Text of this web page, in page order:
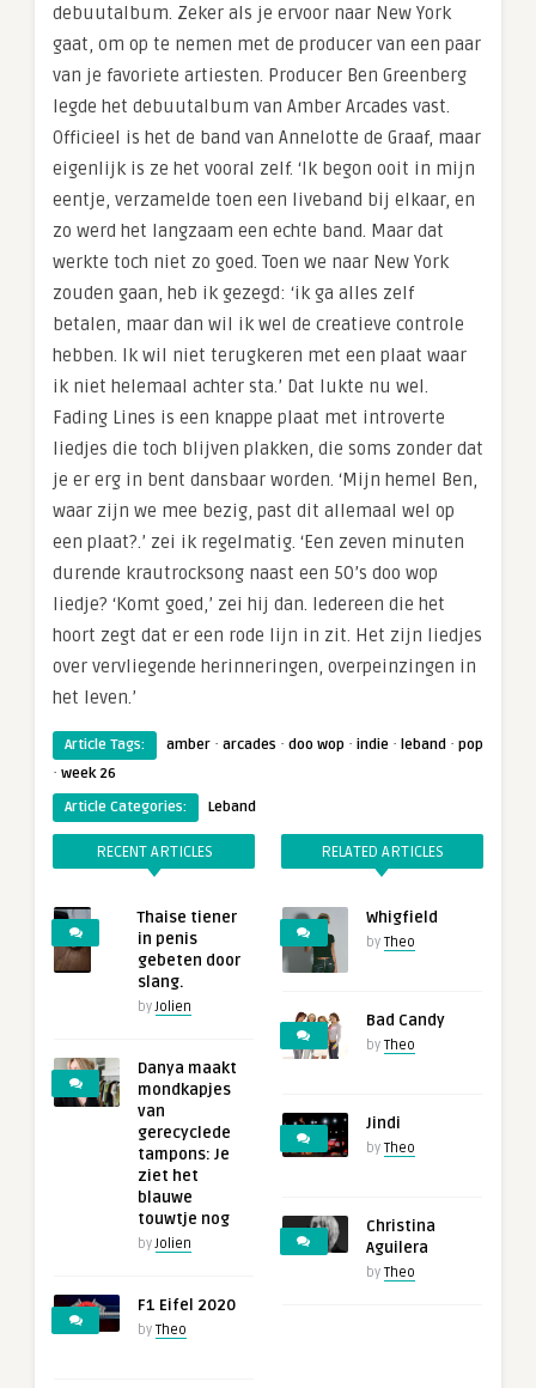
debuutalbum. Zeker als je ervoor naar New York
gaat, om op te nemen met de producer van een paar
van je favoriete artiesten. Producer Ben Greenberg
legde het debuutalbum van Amber Arcades vast.
Officieel is het de band van Annelotte de Graaf, maar
eigenlijk is ze het vooral zelf. ‘Ik begon ooit in mijn
eentje, verzamelde toen een liveband bij elkaar, en
zo werd het langzaam een echte band. Maar dat
werkte toch niet zo goed. Toen we naar New York
zouden gaan, heb ik gezegd: ‘ik ga alles zelf
betalen, maar dan wil ik wel de creatieve controle
hebben. Ik wil niet terugkeren met een plaat waar
ik niet helemaal achter sta.’ Dat lukte nu wel.
Fading Lines is een knappe plaat met introverte
liedjes die toch blijven plakken, die soms zonder dat
je er erg in bent dansbaar worden. ‘Mijn hemel Ben,
waar zijn we mee bezig, past dit allemaal wel op
een plaat?.’ zei ik regelmatig. ‘Een zeven minuten
durende krautrocksong naast een 50’s doo wop
liedje? ‘Komt goed,’ zei hij dan. Iedereen die het
hoort zegt dat er een rode lijn in zit. Het zijn liedjes
over vervliegende herinneringen, overpeinzingen in
het leven.’
Article Tags: amber · arcades · doo wop · indie · leband · pop
· week 26
Article Categories:
Leband
RECENT ARTICLES
Thaise tiener
in penis
gebeten door
slang.
byJolien
Danya maakt
mondkapjes
van
gerecyclede
tampons: Je
ziet het
blauwe
touwtje nog
byJolien
F1 Eifel 2020
by Theo
RELATED ARTICLES
Whigfield
by Theo
Bad Candy
by Theo
Jindi
by Theo
Christina
Aguilera
by Theo